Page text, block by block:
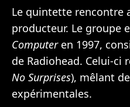
Le quintette rencontre
producteur. Le groupe
Computeren 1997,
de Radiohead. Celui-ci
No Surprises), mêlant
expérimentales.